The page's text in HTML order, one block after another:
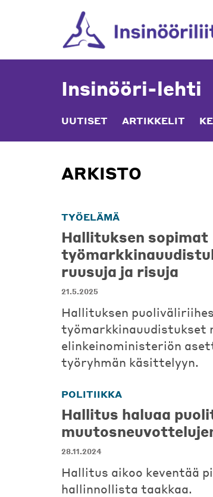
Insinööri-lehti
UUTISET ARTIKKELIT
ARKISTO
TYÖELÄMÄ
Hallituksen sopimat
ruusuja ja risuja
21.5.2025
Hallituksen
työmarkkinauudistukset
elinkeinoministeriön
työryhmän käsittelyyn.
POLITIIKKA
Hallitus haluaa
28.11.2024
Hallitus aikoo keventää
hallinnollista taakkaa.